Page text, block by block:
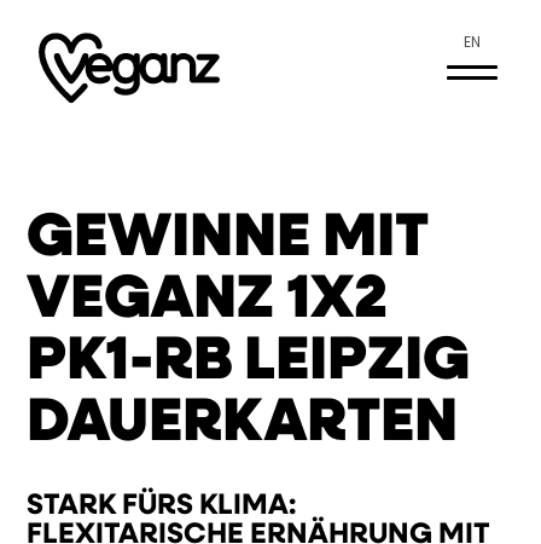
EN
GEWINNE MIT
VEGANZ 1X2
PK1-RB LEIPZIG
DAUERKARTEN
STARK FÜRS KLIMA:
FLEXITARISCHE ERNÄHRUNG MIT